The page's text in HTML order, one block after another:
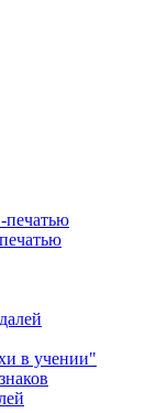
печатью
в учении"